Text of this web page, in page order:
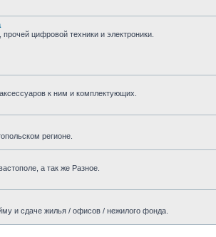
цифровой техники и электроники.
к ним и комплектующих.
регионе.
а так же Разное.
и сдаче жилья / офисов / нежилого фонда.